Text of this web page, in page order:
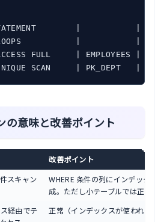
STATEMENT
LOOPS
ACCESS FULL
| EMPLOYEES |
UNIQUE SCAN
| PK_DEPT   |
の意味と改善ポイント
改善ポイント
スキャン
WHERE 条件の列にインデック
成。ただし小テーブルでは正常
経由でテ
正常（インデックスが使われて